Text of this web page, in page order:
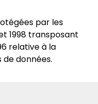
par les
1998 transposant
relative à la
données.